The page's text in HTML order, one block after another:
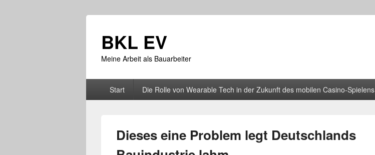
BKL EV
Meine Arbeit als Bauarbeiter
Start Die Rolle von Wearable Tech in der Zukunft des mobilen Casino-Spielens
Dieses eine Problem legt Deutschlands